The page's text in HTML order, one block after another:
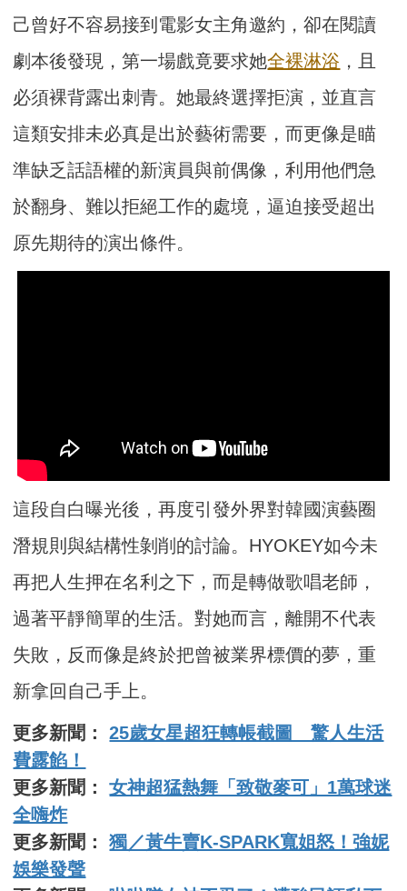
己曾好不容易接到電影女主角邀約，卻在閱讀
劇本後發現，第一場戲竟要求她全裸淋浴 ，且
必須裸背露出刺青。她最終選擇拒演，並直言
這類安排未必真是出於藝術需要，而更像是瞄
準缺乏話語權的新演員與前偶像，利用他們急
於翻身、難以拒絕工作的處境，逼迫接受超出
原先期待的演出條件。
這段自白曝光後，再度引發外界對韓國演藝圈
潛規則與結構性剝削的討論。HYOKEY如今未
再把人生押在名利之下，而是轉做歌唱老師，
過著平靜簡單的生活。對她而言，離開不代表
失敗，反而像是終於把曾被業界標價的夢，重
新拿回自己手上。
更多新聞：25歲女星超狂轉帳截圖 驚人生活
費露餡！
更多新聞：女神超猛熱舞「致敬麥可」1萬球迷
全嗨炸
更多新聞：獨／黃牛賣K-SPARK寬姐怒！強妮
娛樂發聲